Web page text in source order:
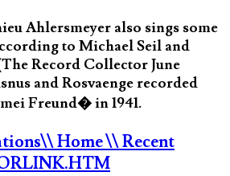
Ahlersmeyer also sings some
to Michael Seil and
Record Collector June
and Rosvaenge recorded
Freund� in 1941.
\\ Home\\ Recent